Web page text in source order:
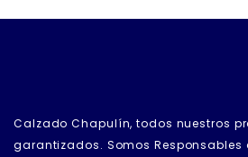
Calzado Chapulín, todos nuestros
garantizados. Somos Responsables